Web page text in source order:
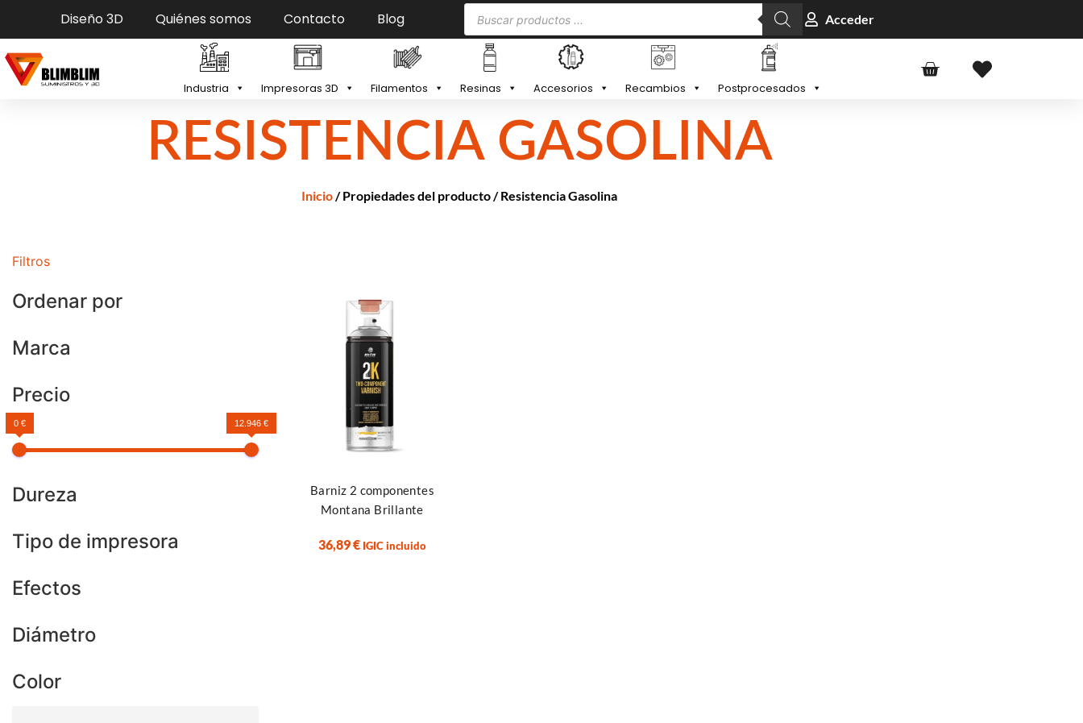
Diseño 3D Quiénes somos Contacto Blog Acceder
Industria Impresoras 3D Filamentos Resinas Accesorios Recambios Postprocesados
RESISTENCIA GASOLINA
Inicio/ Propiedades del producto / Resistencia Gasolina
Filtros
Ordenar por
Marca
Precio
0 € 12.946 €
Dureza
Tipo de impresora
Efectos
Diámetro
Color
Añadir al carrito
Barniz 2 componentes
Montana Brillante
36,89€ IGIC incluido